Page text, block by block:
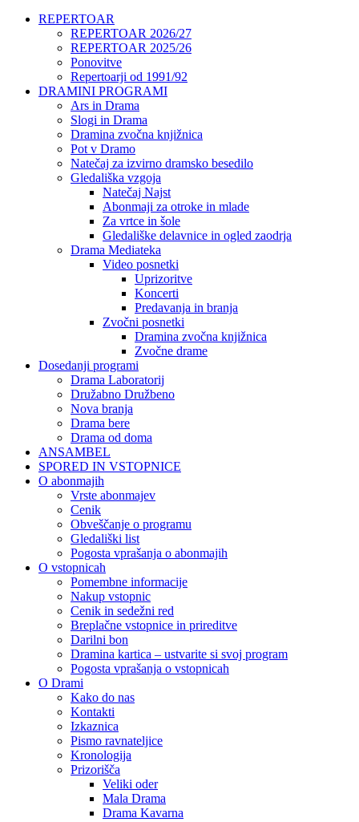
REPERTOAR
REPERTOAR 2026/27
REPERTOAR 2025/26
Ponovitve
Repertoarji od 1991/92
DRAMINI PROGRAMI
Ars in Drama
Slogi in Drama
Dramina zvočna knjižnica
Pot v Dramo
Natečaj za izvirno dramsko besedilo
Gledališka vzgoja
Natečaj Najst
Abonmaji za otroke in mlade
Za vrtce in šole
Gledališke delavnice in ogled zaodrja
Drama Mediateka
Video posnetki
Uprizoritve
Koncerti
Predavanja in branja
Zvočni posnetki
Dramina zvočna knjižnica
Zvočne drame
Dosedanji programi
Drama Laboratorij
Družabno Družbeno
Nova branja
Drama bere
Drama od doma
ANSAMBEL
SPORED IN VSTOPNICE
O abonmajih
Vrste abonmajev
Cenik
Obveščanje o programu
Gledališki list
Pogosta vprašanja o abonmajih
O vstopnicah
Pomembne informacije
Nakup vstopnic
Cenik in sedežni red
Breplačne vstopnice in prireditve
Darilni bon
Dramina kartica – ustvarite si svoj program
Pogosta vprašanja o vstopnicah
O Drami
Kako do nas
Kontakti
Izkaznica
Pismo ravnateljice
Kronologija
Prizorišča
Veliki oder
Mala Drama
Drama Kavarna